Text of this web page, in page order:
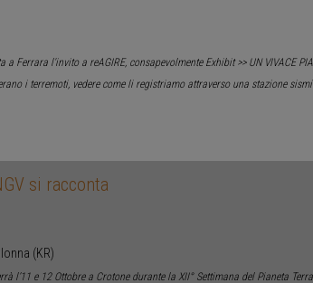
a Ferrara l'invito a reAGIRE, consapevolmente Exhibit >> UN VIVACE
i terremoti, vedere come li registriamo attraverso una stazione
si racconta
(KR)
l’11 e 12 Ottobre a Crotone durante la XII° Settimana del Pianeta